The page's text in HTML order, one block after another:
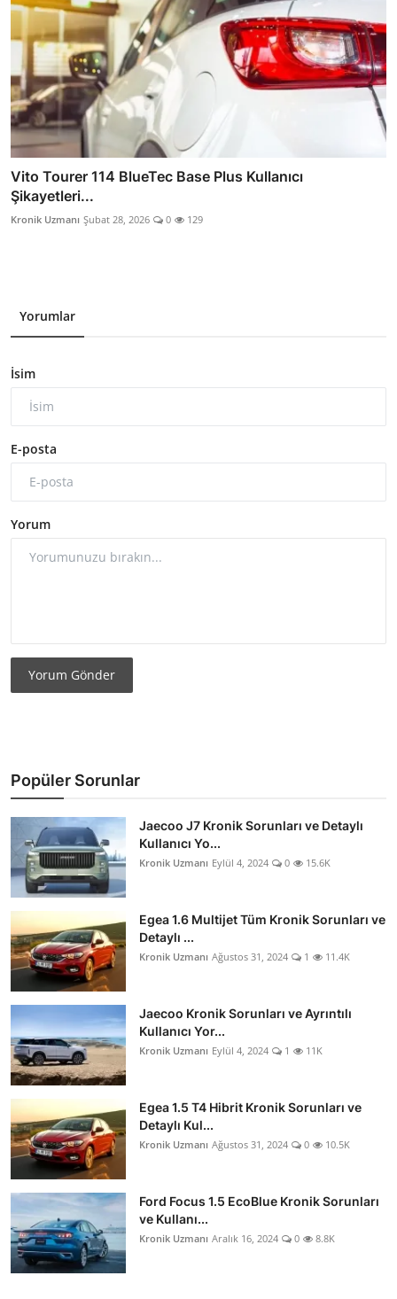
Vito Tourer 114 BlueTec Base Plus Kullanıcı
Şikayetleri...
Kronik Uzmanı Şubat 28, 2026 0 129
Yorumlar
İsim
E-posta
Yorum
Yorum Gönder
Popüler Sorunlar
Jaecoo J7 Kronik Sorunları ve Detaylı
Kullanıcı Yo...
Kronik Uzmanı Eylül 4, 2024 0 15.6K
Egea 1.6 Multijet Tüm Kronik Sorunları ve
Detaylı ...
Kronik Uzmanı Ağustos 31, 2024 1 11.4K
Jaecoo Kronik Sorunları ve Ayrıntılı
Kullanıcı Yor...
Kronik Uzmanı Eylül 4, 2024 1 11K
Egea 1.5 T4 Hibrit Kronik Sorunları ve
Detaylı Kul...
Kronik Uzmanı Ağustos 31, 2024 0 10.5K
Ford Focus 1.5 EcoBlue Kronik Sorunları
ve Kullanı...
Kronik Uzmanı Aralık 16, 2024 0 8.8K